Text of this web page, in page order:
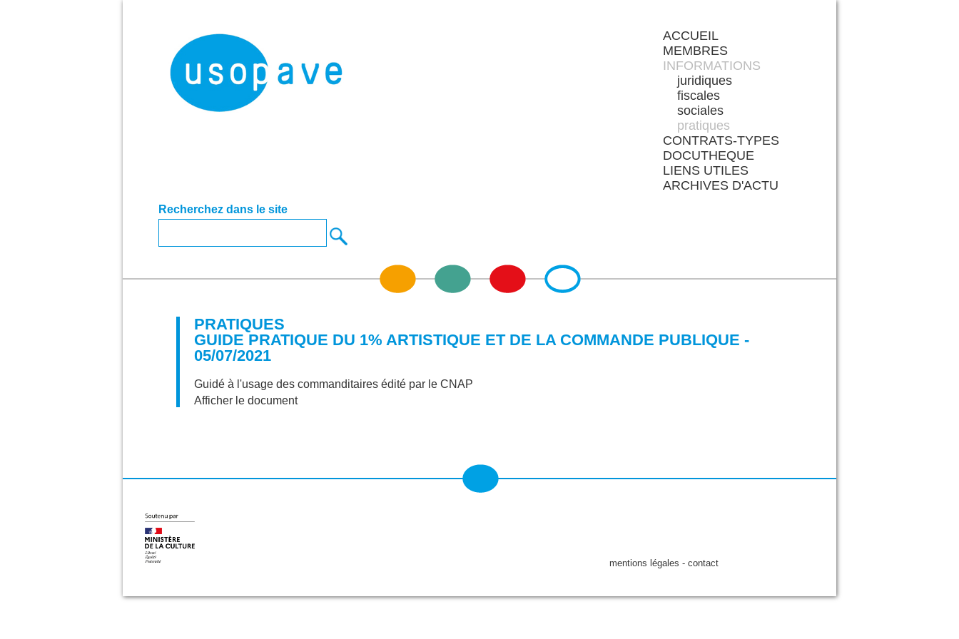
ACCUEIL
MEMBRES
INFORMATIONS
juridiques
fiscales
sociales
pratiques
CONTRATS-TYPES
DOCUTHEQUE
LIENS UTILES
ARCHIVES D'ACTU
Recherchez dans le site
PRATIQUES
GUIDE PRATIQUE DU 1% ARTISTIQUE ET DE LA COMMANDE PUBLIQUE -
05/07/2021
Guidé à l'usage des commanditaires édité par le CNAP
Afficher le document
mentions légales - contact